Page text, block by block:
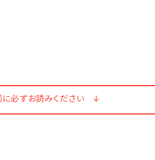
必ずお読みください ↓